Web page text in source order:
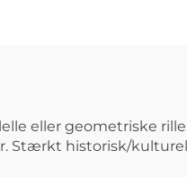
eller geometriske
historisk/